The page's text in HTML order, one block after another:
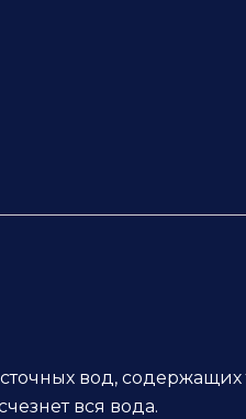
вод,
вся вода.